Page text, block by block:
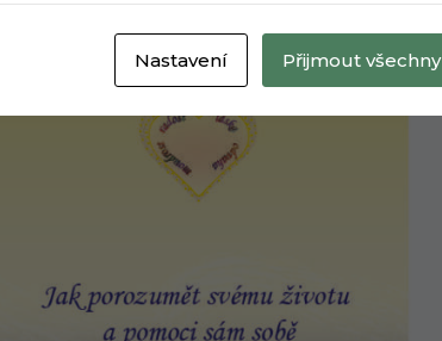
Nastavení Přijmout všechny